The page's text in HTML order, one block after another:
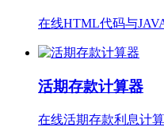
在线HTML代码与
活期存款计算器
在线活期存款利息计